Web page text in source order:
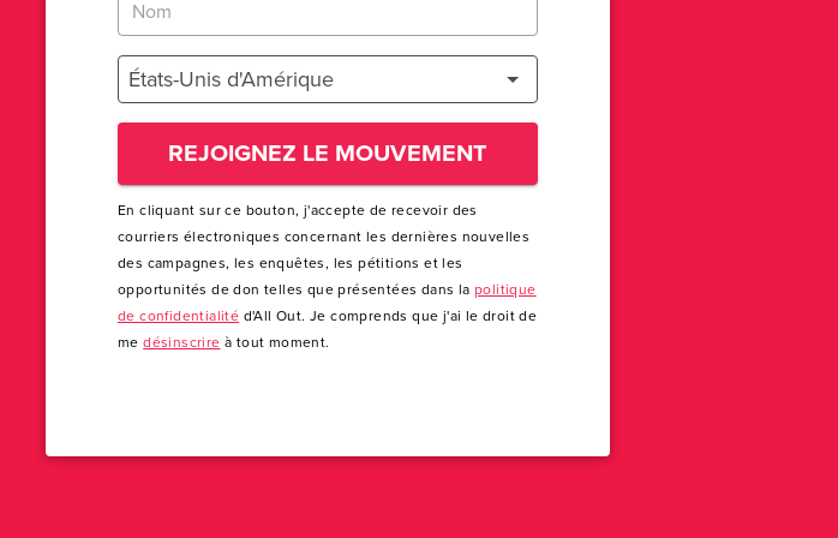
États-Unis d'Amérique
REJOIGNEZ LE MOUVEMENT
En cliquant sur ce bouton, j'accepte de recevoir des
courriers électroniques concernant les dernières nouvelles
des campagnes, les enquêtes, les pétitions et les
opportunités de don telles que présentées dans la politique
de confidentialité d'All Out. Je comprends que j'ai le droit de
medésinscrire à tout moment.